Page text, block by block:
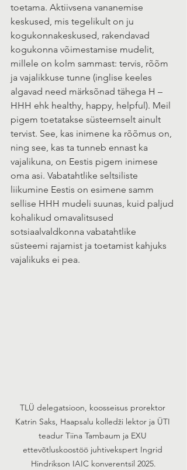
toetama. Aktiivsena vananemise
keskused, mis tegelikult on ju
kogukonnakeskused, rakendavad
kogukonna võimestamise mudelit,
millele on kolm sammast: tervis, rõõm
ja vajalikkuse tunne (inglise keeles
algavad need märksõnad tähega H –
HHH ehk healthy, happy, helpful). Meil
pigem toetatakse süsteemselt ainult
tervist. See, kas inimene ka rõõmus on,
ning see, kas ta tunneb ennast ka
vajalikuna, on Eestis pigem inimese
oma asi. Vabatahtlike seltsiliste
liikumine Eestis on esimene samm
sellise HHH mudeli suunas, kuid paljud
kohalikud omavalitsused
sotsiaalvaldkonna vabatahtlike
süsteemi rajamist ja toetamist kahjuks
vajalikuks ei pea.
TLÜ delegatsioon, koosseisus prorektor
Katrin Saks, Haapsalu kolledži lektor ja ÜTI
teadur Tiina Tambaum ja EXU
ettevõtluskoostöö juhtivekspert Ingrid
Hindrikson IAIC konverentsil 2025.